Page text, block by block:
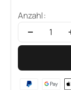
Anzahl: